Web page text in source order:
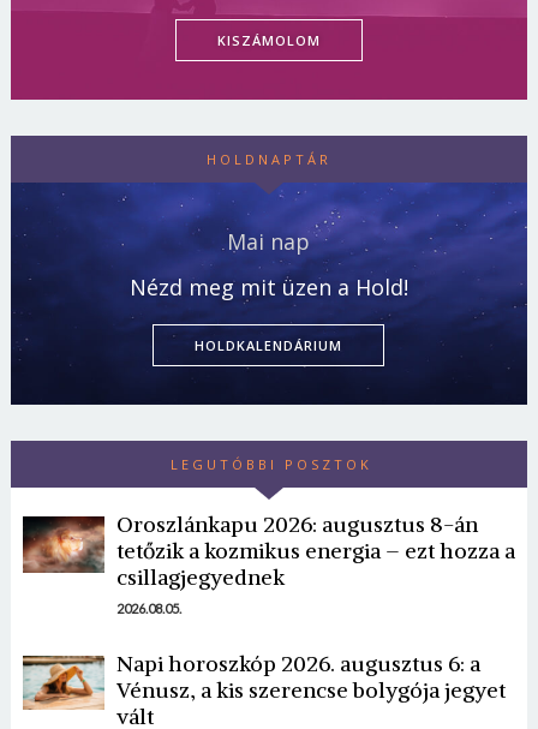
KISZÁMOLOM
HOLDNAPTÁR
Mai nap
Nézd meg mit üzen a Hold!
HOLDKALENDÁRIUM
LEGUTÓBBI POSZTOK
Oroszlánkapu 2026: augusztus 8-án
tetőzik a kozmikus energia – ezt hozza a
csillagjegyednek
2026.08.05.
Napi horoszkóp 2026. augusztus 6: a
Vénusz, a kis szerencse bolygója jegyet
vált